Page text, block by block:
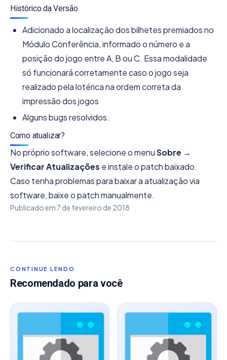
Histórico da Versão
Adicionado a localização dos bilhetes premiados no
Módulo Conferência, informado o número e a
posição do jogo entre A, B ou C. Essa modalidade
só funcionará corretamente caso o jogo seja
realizado pela lotérica na ordem correta da
impressão dos jogos
Alguns bugs resolvidos.
Como atualizar?
No próprio software, selecione o menuSobre →
Verificar Atualizações e instale o patch baixado.
Caso tenha problemas para baixar a atualização via
software, baixe o patch manualmente.
Publicado em 7 de fevereiro de 2018
CONTINUE LENDO
Recomendado para você